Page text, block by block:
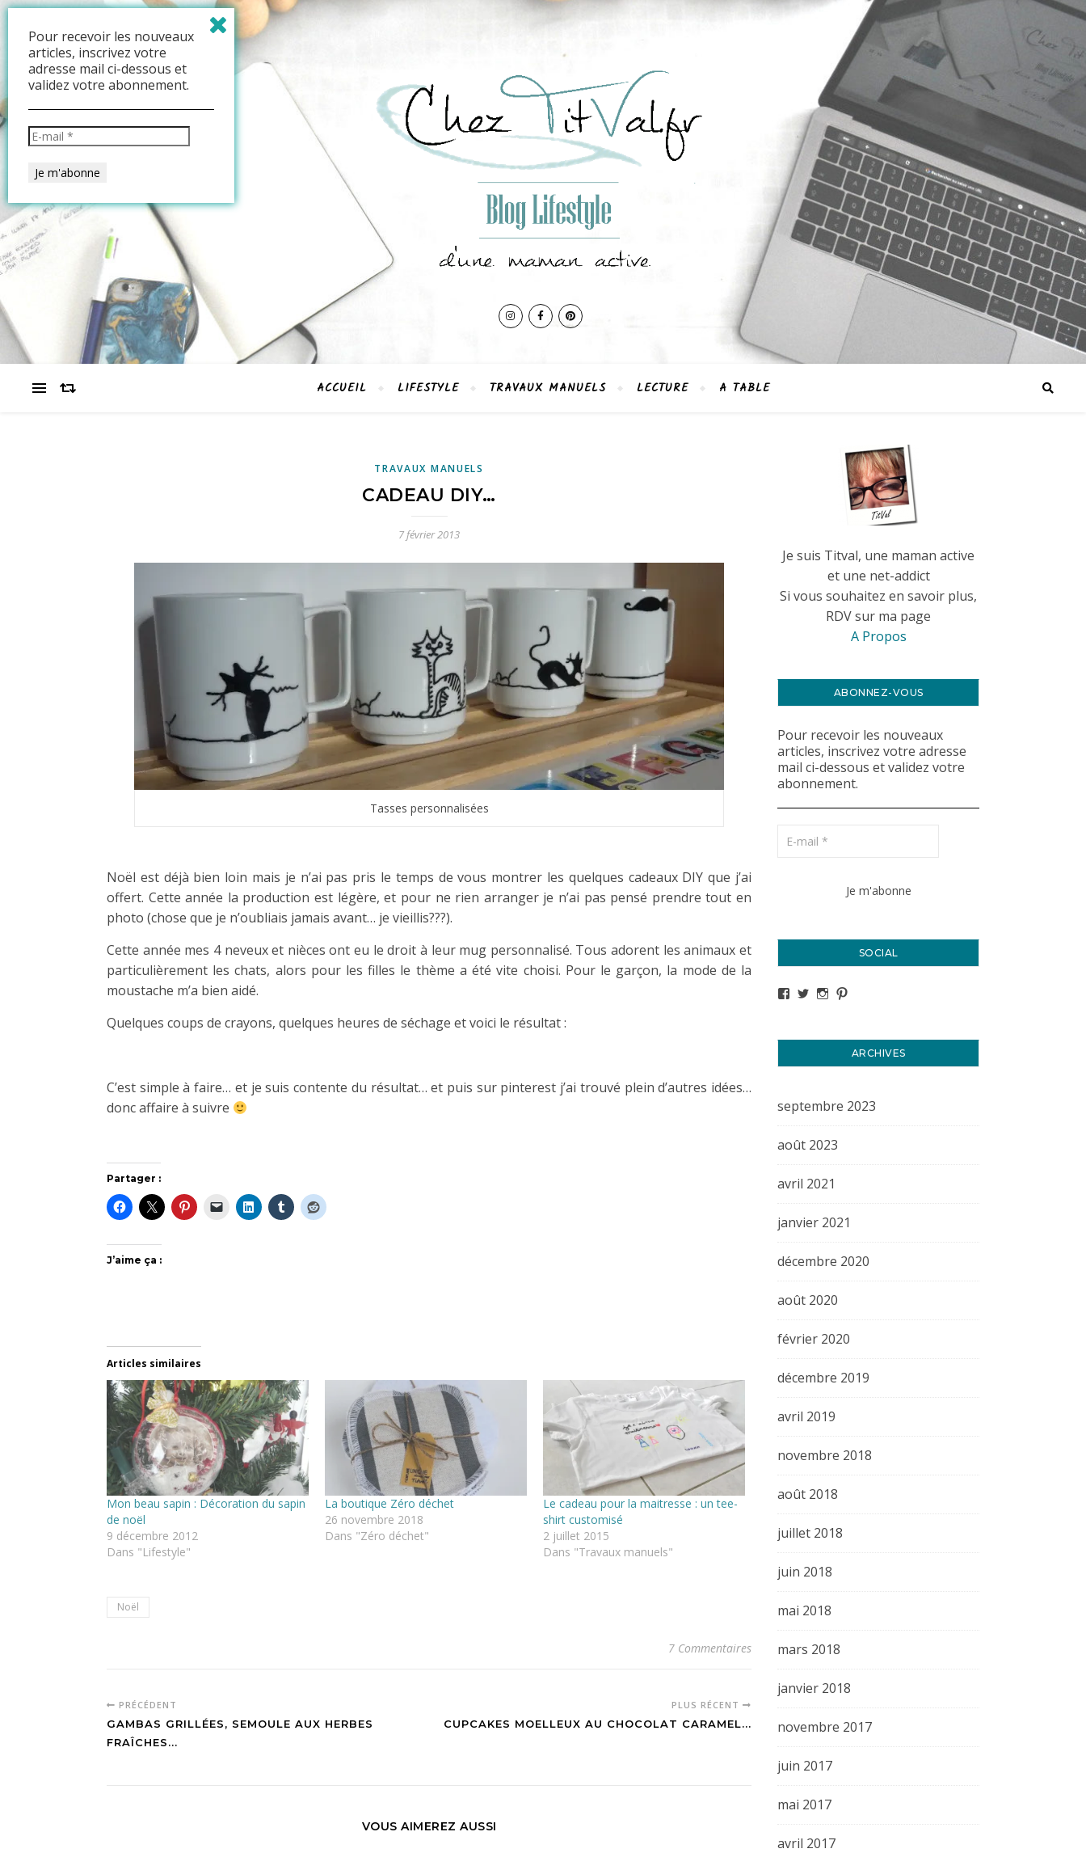
ACCUEIL LIFESTYLE TRAVAUX MANUELS LECTURE A TABLE
TRAVAUX MANUELS
CADEAU DIY…
7 février 2013
Tasses personnalisées
Noël est déjà bien loin mais je n’ai pas pris le temps de vous montrer les quelques cadeaux DIY que j’ai
offert. Cette année la production est légère, et pour ne rien arranger je n’ai pas pensé prendre tout en
photo (chose que je n’oubliais jamais avant… je vieillis???).
Cette année mes 4 neveux et nièces ont eu le droit à leur mug personnalisé. Tous adorent les animaux et
particulièrement les chats, alors pour les filles le thème a été vite choisi. Pour le garçon, la mode de la
moustache m’a bien aidé.
Quelques coups de crayons, quelques heures de séchage et voici le résultat :
C’est simple à faire… et je suis contente du résultat… et puis sur pinterest j’ai trouvé plein d’autres idées…
donc affaire à suivre
Partager :
J’aime ça :
Articles similaires
Mon beau sapin : Décoration du sapin
de noël
9 décembre 2012
Dans "Lifestyle"
La boutique Zéro déchet
26 novembre 2018
Dans "Zéro déchet"
Le cadeau pour la maitresse : un tee-
shirt customisé
2 juillet 2015
Dans "Travaux manuels"
Noël
7 Commentaires
PRÉCÉDENT
GAMBAS GRILLÉES, SEMOULE AUX HERBES
FRAÎCHES...
PLUS RÉCENT
CUPCAKES MOELLEUX AU CHOCOLAT CARAMEL...
VOUS AIMEREZ AUSSI
Je suis Titval, une maman active
et une net-addict
Si vous souhaitez en savoir plus,
RDV sur ma page
A Propos
ABONNEZ-VOUS
Pour recevoir les nouveaux
articles, inscrivez votre adresse
mail ci-dessous et validez votre
abonnement.
SOCIAL
Voir le profil de titval35 sur Facebook
Voir le profil de titval35 sur Twitter
Voir le profil de titval35 sur Instagram
ARCHIVES
septembre 2023
août 2023
avril 2021
janvier 2021
décembre 2020
août 2020
février 2020
décembre 2019
avril 2019
novembre 2018
août 2018
juillet 2018
juin 2018
mai 2018
mars 2018
janvier 2018
novembre 2017
juin 2017
mai 2017
avril 2017
Pour recevoir les nouveaux
articles, inscrivez votre
adresse mail ci-dessous et
validez votre abonnement.